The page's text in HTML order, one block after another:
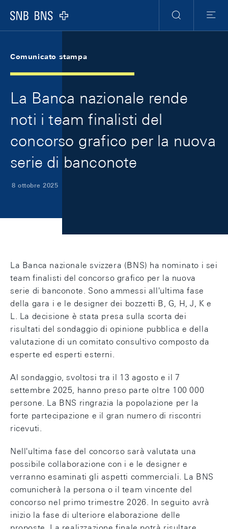
Logo
Ricerca
Menu
Comunicato stampa
La Banca nazionale rende
noti i team finalisti del
concorso grafico per la nuova
serie di banconote
8 ottobre 2025
La Banca nazionale svizzera (BNS) ha nominato i sei
team finalisti del concorso grafico per la nuova
serie di banconote. Sono ammessi all'ultima fase
della gara i e le designer dei bozzetti B, G, H, J, K e
L. La decisione è stata presa sulla scorta dei
risultati del sondaggio di opinione pubblica e della
valutazione di un comitato consultivo composto da
esperte ed esperti esterni.
Al sondaggio, svoltosi tra il 13 agosto e il 7
settembre 2025, hanno preso parte oltre 100 000
persone. La BNS ringrazia la popolazione per la
forte partecipazione e il gran numero di riscontri
ricevuti.
Nell'ultima fase del concorso sarà valutata una
possibile collaborazione con i e le designer e
verranno esaminati gli aspetti commerciali. La BNS
comunicherà la persona o il team vincente del
concorso nel primo trimestre 2026. In seguito avrà
inizio la fase di ulteriore elaborazione delle